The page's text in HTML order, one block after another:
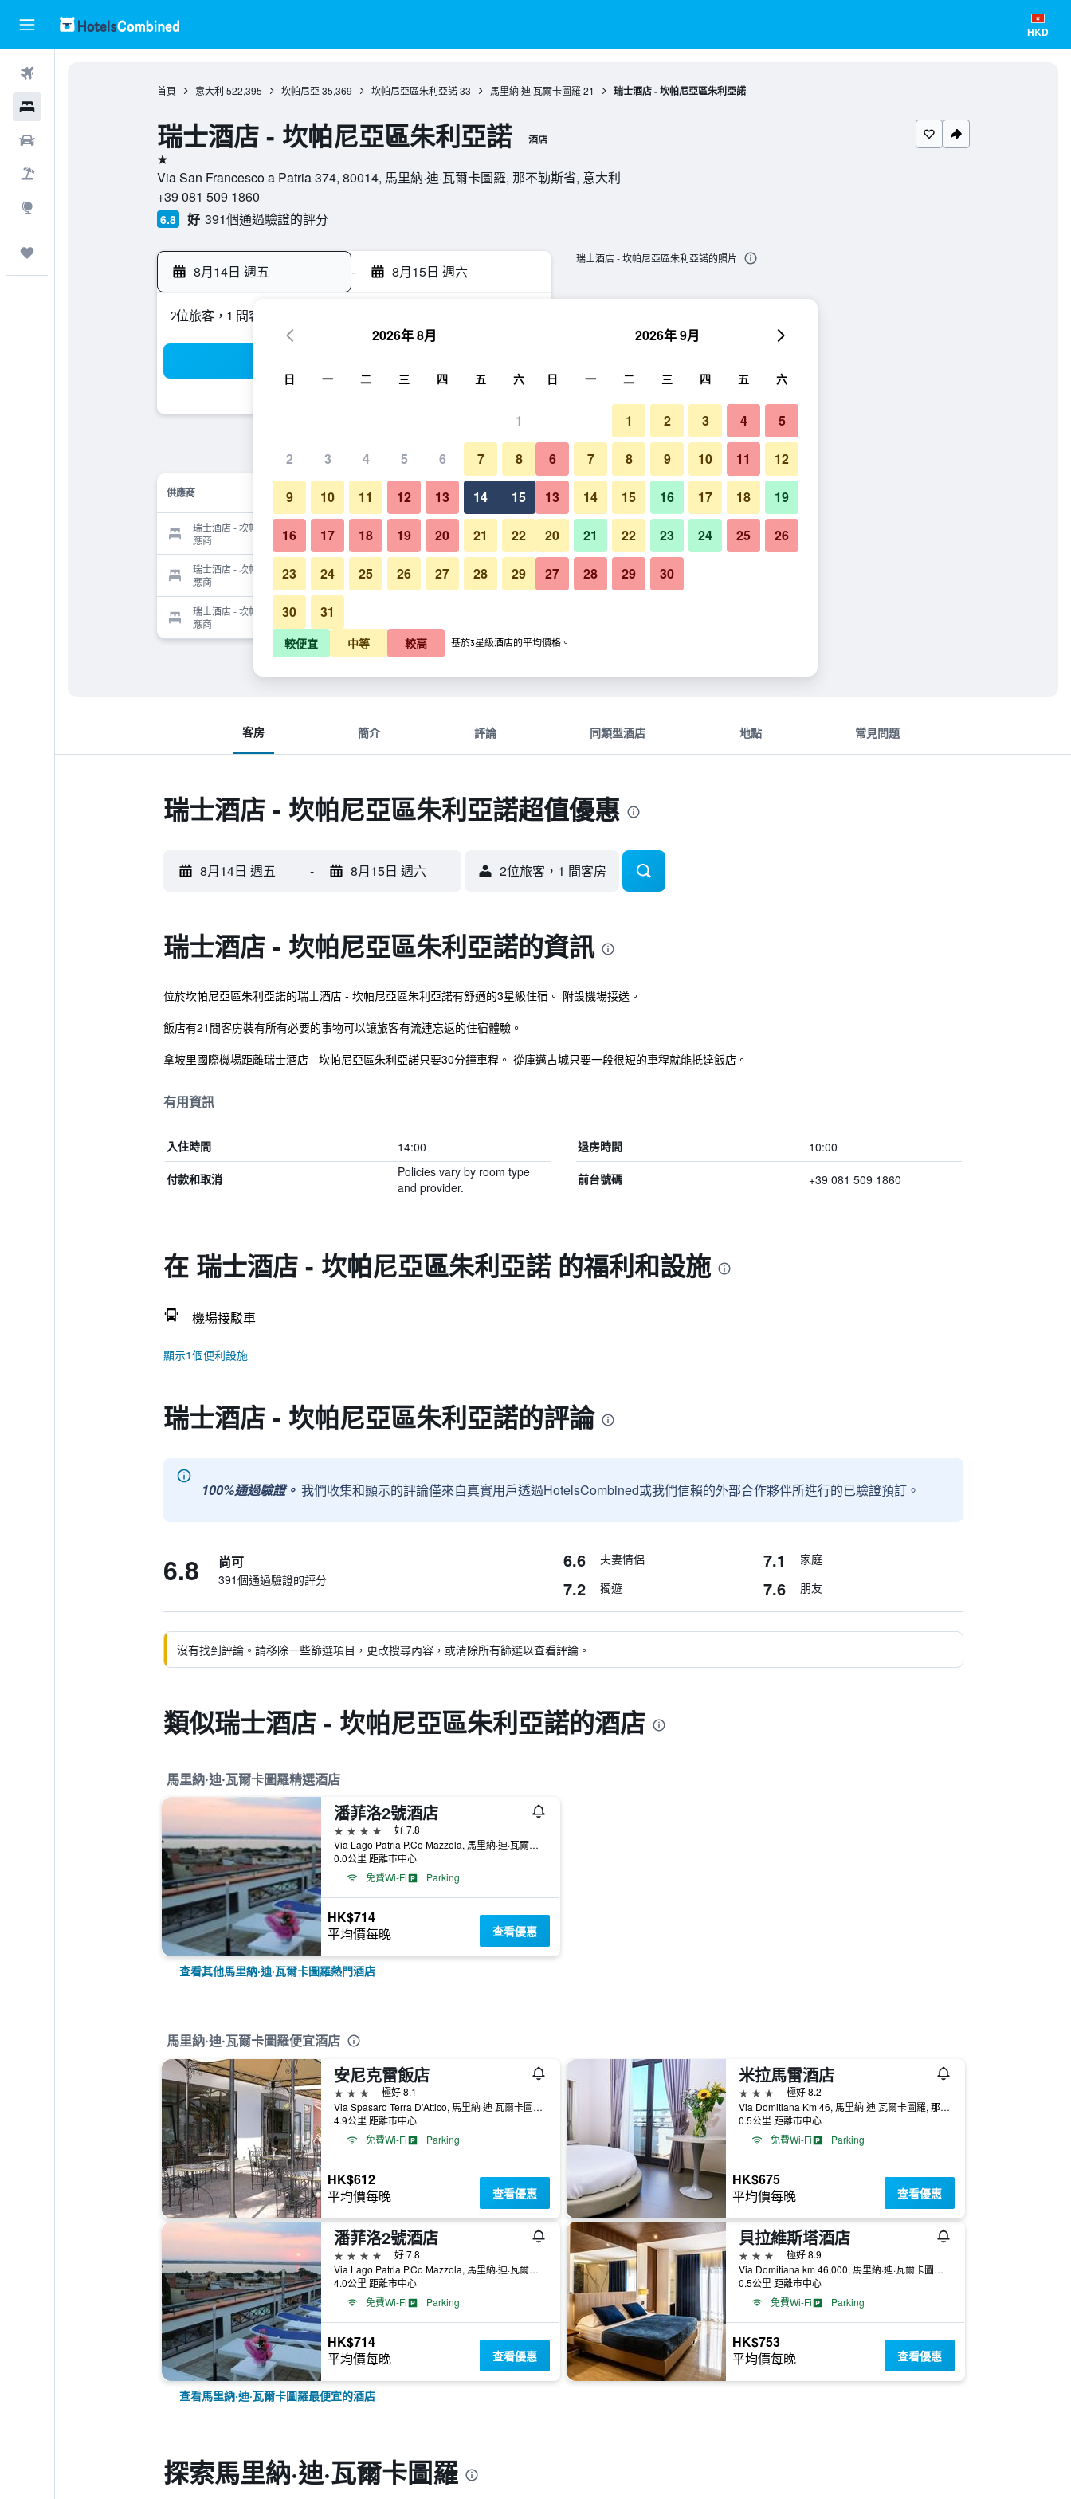
HKD
首頁 意大利 522,395 坎帕尼亞 35,369 坎帕尼亞區朱利亞諾 33 馬里納·迪·瓦爾卡圖羅 21 瑞士酒店 - 坎帕尼亞區朱利亞諾
瑞士酒店 - 坎帕尼亞區朱利亞諾 酒店
1星級
Via San Francesco a Patria 374, 80014, 馬里納·迪·瓦爾卡圖羅, 那不勒斯省, 意大利
+39 081 509 1860
6.8 好 391個通過驗證的評分
8月14日 週五 - 8月15日 週六
2位旅客，1 間客房
供應商
瑞士酒店 - 坎帕尼亞區朱利亞諾的供
應商
顯示價格
瑞士酒店 - 坎帕尼亞區朱利亞諾的供
應商
顯示價格
瑞士酒店 - 坎帕尼亞區朱利亞諾的供
應商
瑞士酒店 - 坎帕尼亞區朱利亞諾的照片
客房 簡介 評論 同類型酒店 地點 常見問題
瑞士酒店 - 坎帕尼亞區朱利亞諾超值優惠
8月14日 週五 - 8月15日 週六 2位旅客，1 間客房
瑞士酒店 - 坎帕尼亞區朱利亞諾的資訊
位於坎帕尼亞區朱利亞諾的瑞士酒店 - 坎帕尼亞區朱利亞諾有舒適的3星級住宿。 附設機場接送。
飯店有21間客房裝有所有必要的事物可以讓旅客有流連忘返的住宿體驗。
拿坡里國際機場距離瑞士酒店 - 坎帕尼亞區朱利亞諾只要30分鐘車程。 從庫邁古城只要一段很短的車程就能抵達飯店。
有用資訊
入住時間 14:00 退房時間 10:00
付款和取消
Policies vary by room type
and provider.
前台號碼 +39 081 509 1860
在 瑞士酒店 - 坎帕尼亞區朱利亞諾 的福利和設施
機場接駁車
顯示1個便利設施
瑞士酒店 - 坎帕尼亞區朱利亞諾的評論
100%通過驗證。 我們收集和顯示的評論僅來自真實用戶透過HotelsCombined或我們信賴的外部合作夥伴所進行的已驗證預訂。
6.8 尚可
391個通過驗證的評分
6.6 夫妻情侶 7.1 家庭
7.2 獨遊 7.6 朋友
沒有找到評論。請移除一些篩選項目，更改搜尋內容，或清除所有篩選以查看評論。
類似瑞士酒店 - 坎帕尼亞區朱利亞諾的酒店
馬里納·迪·瓦爾卡圖羅精選酒店
潘菲洛2號酒店
4星級
好 7.8
Via Lago Patria P.Co Mazzola, 馬里納·迪·瓦爾卡圖羅, 那不勒斯省, 義大利
0.0公里 距離市中心
免費Wi-Fi
Parking
HK$714
平均價每晚 查看優惠
查看其他馬里納·迪·瓦爾卡圖羅熱門酒店
馬里納·迪·瓦爾卡圖羅便宜酒店
安尼克雷飯店
3星級
極好 8.1
Via Spasaro Terra D'Attico, 馬里納·迪·瓦爾卡圖羅, 那不勒斯省, 義大利
4.9公里 距離市中心
免費Wi-Fi
Parking
HK$612
平均價每晚 查看優惠
米拉馬雷酒店
3星級
極好 8.2
Via Domitiana Km 46, 馬里納·迪·瓦爾卡圖羅, 那不勒斯省, 義大利
0.5公里 距離市中心
免費Wi-Fi
Parking
HK$675
平均價每晚 查看優惠
潘菲洛2號酒店
4星級
好 7.8
Via Lago Patria P.Co Mazzola, 馬里納·迪·瓦爾卡圖羅, 那不勒斯省, 義大利
4.0公里 距離市中心
免費Wi-Fi
Parking
HK$714
平均價每晚 查看優惠
貝拉維斯塔酒店
3星級
極好 8.9
Via Domitiana km 46,000, 馬里納·迪·瓦爾卡圖羅, 那不勒斯省, 義大利
0.5公里 距離市中心
免費Wi-Fi
Parking
HK$753
平均價每晚 查看優惠
查看馬里納·迪·瓦爾卡圖羅最便宜的酒店
探索馬里納·迪·瓦爾卡圖羅
2026年 8月
日 一 二 三 四 五 六
1
2 3 4 5 6 7 8
9 10 11 12 13 14 15
16 17 18 19 20 21 22
23 24 25 26 27 28 29
30 31
2026年 9月
日 一 二 三 四 五 六
1 2 3 4 5
6 7 8 9 10 11 12
13 14 15 16 17 18 19
20 21 22 23 24 25 26
27 28 29 30
較便宜 中等 較高 基於3星級酒店的平均價格。